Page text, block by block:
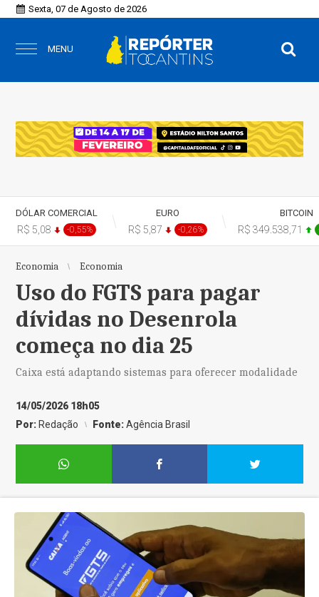
Sexta, 07 de Agosto de 2026
MENU
DÓLAR COMERCIAL
R$ 5,08 -0,55%
EURO
R$ 5,87 -0,26%
BITCOIN
R$ 349.538,71
Economia Economia
Uso do FGTS para pagar
dívidas no Desenrola
começa no dia 25
Caixa está adaptando sistemas para oferecer modalidade
14/05/2026 18h05
Por: Redação Fonte:Agência Brasil